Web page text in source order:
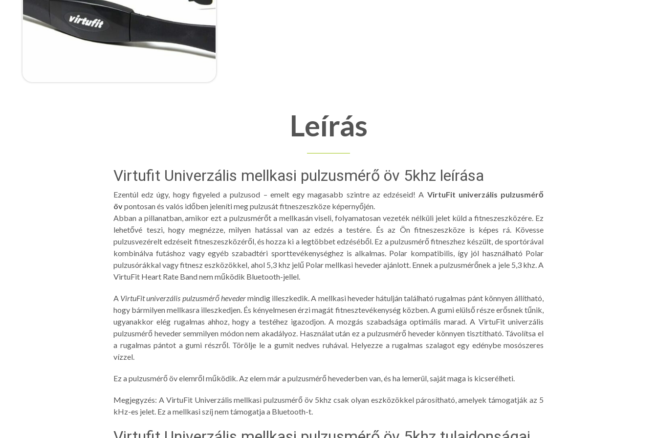
Leírás
Virtufit Univerzális mellkasi pulzusmérő öv 5khz leírása
Ezentúl edz úgy, hogy figyeled a pulzusod – emelt egy magasabb szintre az edzéseid! A VirtuFit univerzális pulzusmérő
övpontosan és valós időben jeleníti meg pulzusát fitneszeszköze képernyőjén.
Abban a pillanatban, amikor ezt a pulzusmérőt a mellkasán viseli, folyamatosan vezeték nélküli jelet küld a fitneszeszközére. Ez
lehetővé teszi, hogy megnézze, milyen hatással van az edzés a testére. És az Ön fitneszeszköze is képes rá. Kövesse
pulzusvezérelt edzéseit fitneszeszközéről, és hozza ki a legtöbbet edzéséből. Ez a pulzusmérő fitneszhez készült, de sportórával
kombinálva futáshoz vagy egyéb szabadtéri sporttevékenységhez is alkalmas. Polar kompatibilis, így jól használható Polar
pulzusórákkal vagy fitnesz eszközökkel, ahol 5,3 khz jelű Polar mellkasi heveder ajánlott. Ennek a pulzusmérőnek a jele 5,3 khz. A
VirtuFit Heart Rate Band nem működik Bluetooth-jellel.
A VirtuFit univerzális pulzusmérő hevedermindig illeszkedik. A mellkasi heveder hátulján található rugalmas pánt könnyen állítható,
hogy bármilyen mellkasra illeszkedjen. És kényelmesen érzi magát fitnesztevékenység közben. A gumi elülső része erősnek tűnik,
ugyanakkor elég rugalmas ahhoz, hogy a testéhez igazodjon. A mozgás szabadsága optimális marad. A VirtuFit univerzális
pulzusmérő heveder semmilyen módon nem akadályoz. Használat után ez a pulzusmérő heveder könnyen tisztítható. Távolítsa el
a rugalmas pántot a gumi részről. Törölje le a gumit nedves ruhával. Helyezze a rugalmas szalagot egy edénybe mosószeres
vízzel.
Ez a pulzusmérő öv elemről működik. Az elem már a pulzusmérő hevederben van, és ha lemerül, saját maga is kicserélheti.
Megjegyzés: A VirtuFit Univerzális mellkasi pulzusmérő öv 5khz csak olyan eszközökkel párosítható, amelyek támogatják az 5
kHz-es jelet. Ez a mellkasi szíj nem támogatja a Bluetooth-t.